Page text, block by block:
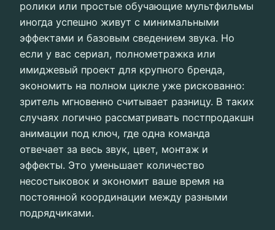
ролики или простые обучающие мультфильмы
иногда успешно живут с минимальными
эффектами и базовым сведением звука. Но
если у вас сериал, полнометражка или
имиджевый проект для крупного бренда,
экономить на полном цикле уже рискованно:
зритель мгновенно считывает разницу. В таких
случаях логично рассматривать постпродакшн
анимации под ключ, где одна команда
отвечает за весь звук, цвет, монтаж и
эффекты. Это уменьшает количество
несостыковок и экономит ваше время на
постоянной координации между разными
подрядчиками.